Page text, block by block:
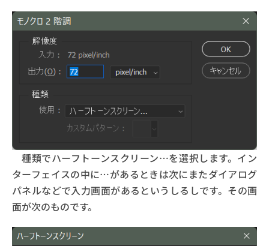
種類でハーフトーンスクリーン…を選択します。イン
ターフェイスの中に…があるときは次にまたダイアログ
パネルなどで入力画面があるというしるしです。その画
面が次のものです。